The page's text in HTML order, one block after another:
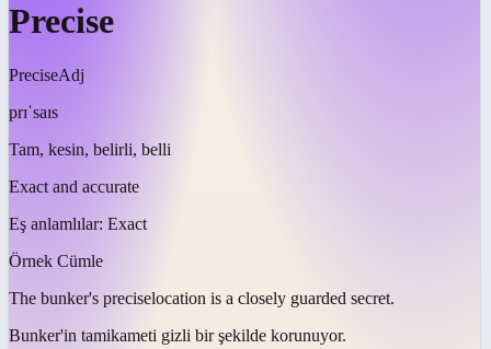
Precise
PreciseAdj
prɪˈsaɪs
Tam, kesin, belirli, belli
Exact and accurate
Eş anlamlılar: Exact
Örnek Cümle
The bunker's preciselocation is a closely guarded secret.
Bunker'in tamikameti gizli bir şekilde korunuyor.